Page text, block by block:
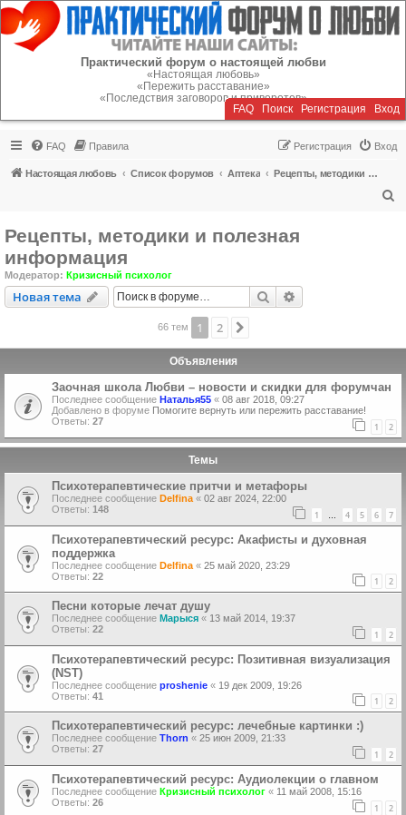
Регистрация
Практический форум о настоящей любви
«Настоящая любовь»
«Пережить расставание»
«Последствия заговоров и приворотов»
FAQ Поиск Регистрация Вход
FAQ Правила Вход
Регистрация
Настоящая любовь Список форумов Аптека
Рецепты, методики и полезная информация
Рецепты, методики и полезная
информация
Модератор: Кризисный психолог
Новая тема
Новаятема Поиск
66 тем 1 2
Объявления
Заочная школа Любви – новости и скидки для форумчан
Последнее сообщение Наталья55 « 08 авг 2018, 09:27
Добавлено в форуме Помогите вернуть или пережить расставание!
Ответы: 27 1 2
Темы
Психотерапевтические притчи и метафоры
Последнее сообщение Delfina « 02 авг 2024, 22:00
Ответы: 148 1 4 5 6 7
Психотерапевтический ресурс: Акафисты и духовная
поддержка
Последнее сообщение Delfina « 25 май 2020, 23:29
Ответы: 22 1 2
Песни которые лечат душу
Последнее сообщение Марыся « 13 май 2014, 19:37
Ответы: 22 1 2
Психотерапевтический ресурс: Позитивная визуализация
(NST)
Последнее сообщение proshenie « 19 дек 2009, 19:26
Ответы: 41 1 2
Психотерапевтический ресурс: лечебные картинки :)
Последнее сообщение Thorn « 25 июн 2009, 21:33
Ответы: 27 1 2
Психотерапевтический ресурс: Аудиолекции о главном
Последнее сообщение Кризисный психолог « 11 май 2008, 15:16
Ответы: 26 1 2